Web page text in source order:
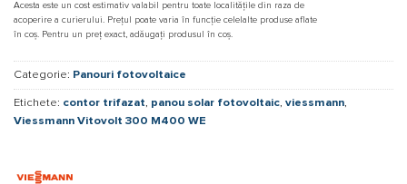
Acesta este un cost estimativ valabil pentru toate localitățile din raza de
acoperire a curierului. Prețul poate varia în funcție celelalte produse aflate
în coș. Pentru un preț exact, adăugați produsul în coș.
Categorie: Panouri fotovoltaice
Etichete: contor trifazat, panou solar fotovoltaic, viessmann,
Viessmann Vitovolt 300 M400 WE